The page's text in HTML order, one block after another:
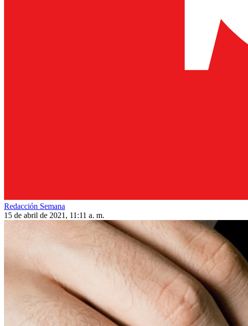
Redacción Semana
15 de abril de 2021, 11:11 a. m.